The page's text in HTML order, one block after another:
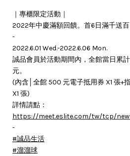
｜專櫃限定活動｜
2022年中慶滿額回饋。首6日滿千送百
-
2022.6.01 Wed.-2022.6.06 Mon.
誠品會員於活動期間內，全館當日累
元。
(內含│全館 500 元電子抵用券 X1 張+
X1 張)
詳情請點：
https://meet.eslite.com/tw/tcp/
-
#誠品生活
#溜溜球